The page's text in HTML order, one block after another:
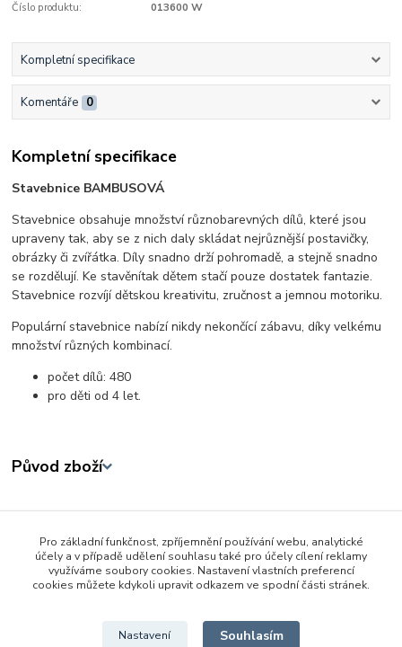
Číslo produktu: 013600 W
Kompletní specifikace
Komentáře 0
Kompletní specifikace
Stavebnice BAMBUSOVÁ
Stavebnice obsahuje množství různobarevných dílů, které jsou
upraveny tak, aby se z nich daly skládat nejrůznější postavičky,
obrázky či zvířátka. Díly snadno drží pohromadě, a stejně snadno
se rozdělují. Ke stavěnítak dětem stačí pouze dostatek fantazie.
Stavebnice rozvíjí dětskou kreativitu, zručnost a jemnou motoriku.
Populární stavebnice nabízí nikdy nekončící zábavu, díky velkému
množství různých kombinací.
počet dílů: 480
pro děti od 4 let.
Původ zboží
Zboží zařazeno v kategoriích
3 - 6 let
Stavebnice
Pro základní funkčnost, zpříjemnění používání webu, analytické
účely a v případě udělení souhlasu také pro účely cílení reklamy
využíváme soubory cookies. Nastavení vlastních preferencí
cookies můžete kdykoli upravit odkazem ve spodní části stránek.
Nastavení Souhlasím